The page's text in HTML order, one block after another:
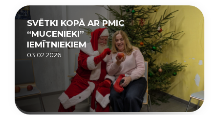
SVĒTKI KOPĀ AR PMIC
“MUCENIEKI”
IEMĪTNIEKIEM
03.02.2026.